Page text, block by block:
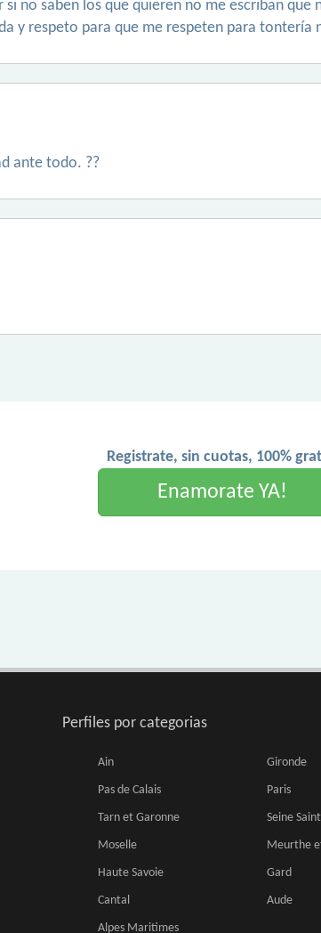
no saben los que quieren no me escriban
y respeto para que me respeten para tontería
ante todo. ??
Registrate, sin cuotas, 100%
Enamorate YA!
Perfiles por categorias
Ain Gironde
Pas de Calais Paris
Tarn et Garonne Seine
Moselle Meurthe
Haute Savoie Gard
Cantal Aude
Alpes Maritimes